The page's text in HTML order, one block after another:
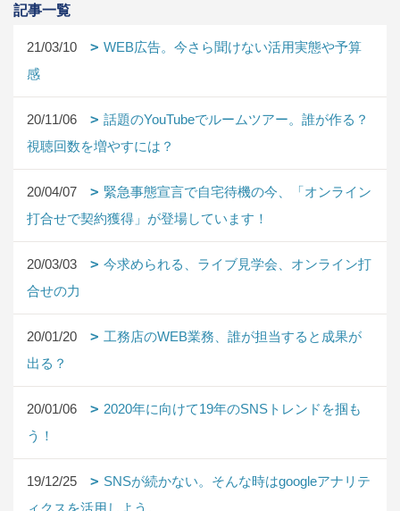
記事一覧
21/03/10
WEB広告。今さら聞けない活用実態や予算
感
20/11/06
話題のYouTubeでルームツアー。誰が作る？
視聴回数を増やすには？
20/04/07
緊急事態宣言で自宅待機の今、「オンライン
打合せで契約獲得」が登場しています！
20/03/03
今求められる、ライブ見学会、オンライン打
合せの力
20/01/20
工務店のWEB業務、誰が担当すると成果が
出る？
20/01/06
2020年に向けて19年のSNSトレンドを掴も
う！
19/12/25
SNSが続かない。そんな時はgoogleアナリテ